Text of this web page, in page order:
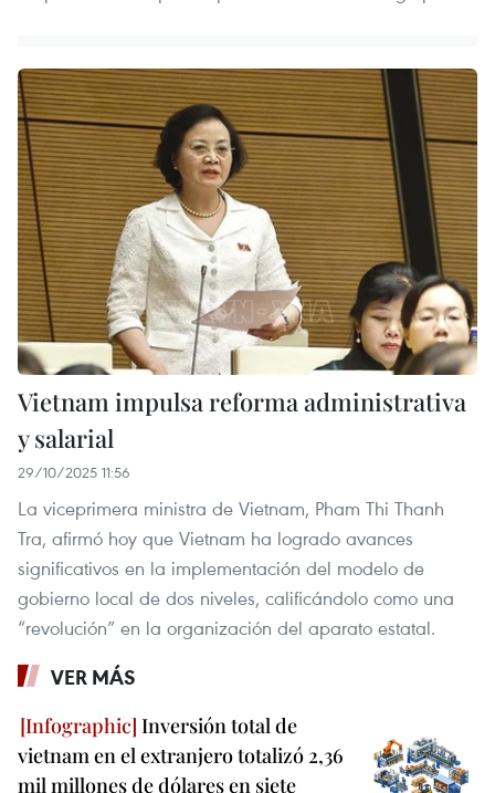
Vietnam impulsa reforma administrativa
y salarial
29/10/2025 11:56
La viceprimera ministra de Vietnam, Pham Thi Thanh
Tra, afirmó hoy que Vietnam ha logrado avances
significativos en la implementación del modelo de
gobierno local de dos niveles, calificándolo como una
“revolución” en la organización del aparato estatal.
VER MÁS
Inversión total de
vietnam en el extranjero totalizó 2,36
mil millones de dólares en siete